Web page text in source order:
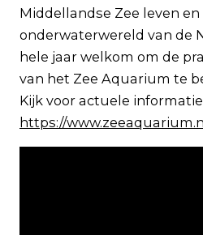
Middellandse Zee leven en
onderwaterwereld van de
hele jaar welkom om de
van het Zee Aquarium te
Kijk voor actuele
https://